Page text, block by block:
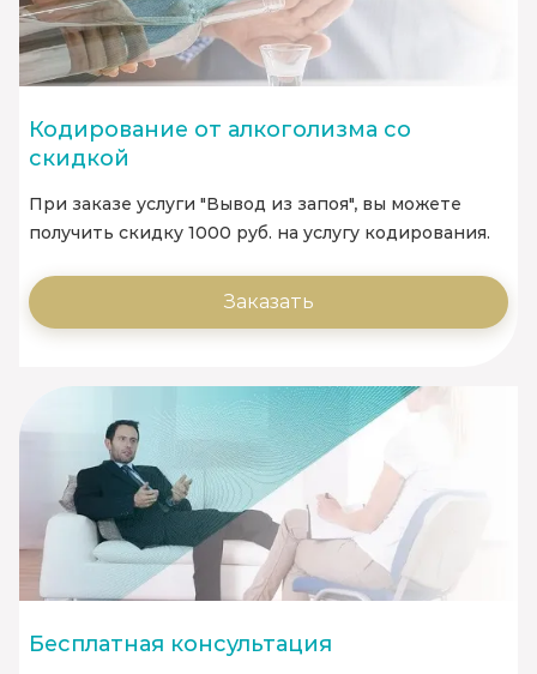
Кодирование от алкоголизма со
скидкой
При заказе услуги "Вывод из запоя", вы можете
получить скидку 1000 руб. на услугу кодирования.
Заказать
Бесплатная консультация